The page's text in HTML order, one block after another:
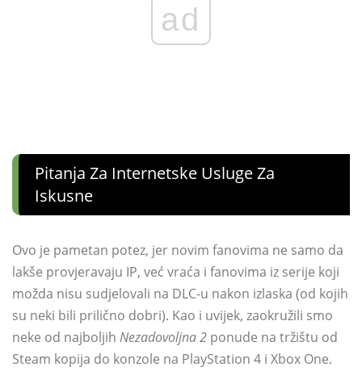
ad
Pitanja Za Internetske Usluge Za
Iskusne
Ovo je pametan potez, jer novim fanovima ne samo da
lakše provjeravaju IP, već vraća i fanovima iz serije koji
možda nisu sudjelovali na DLC-u nakon izlaska (od kojih
su neki bili prilično dobri). Kao i uvijek, zaokružili smo
neke od najboljih Nezadovoljna 2 ponude na tržištu od
Steam kopija do konzole na PlayStation 4 i Xbox One.